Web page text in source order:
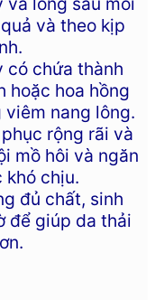
và theo kịp
có chứa thành
hoặc hoa hồng
viêm nang lông.
rộng rãi và
mồ hôi và ngăn
khó chịu.
đủ chất, sinh
để giúp da thải